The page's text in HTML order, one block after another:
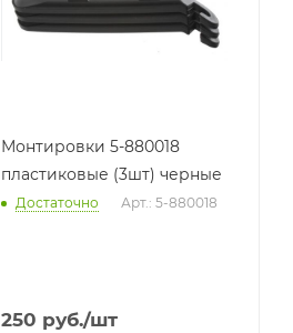
Монтировки 5-880018
пластиковые (3шт) черные
Достаточно Арт.: 5-880018
250 руб./шт